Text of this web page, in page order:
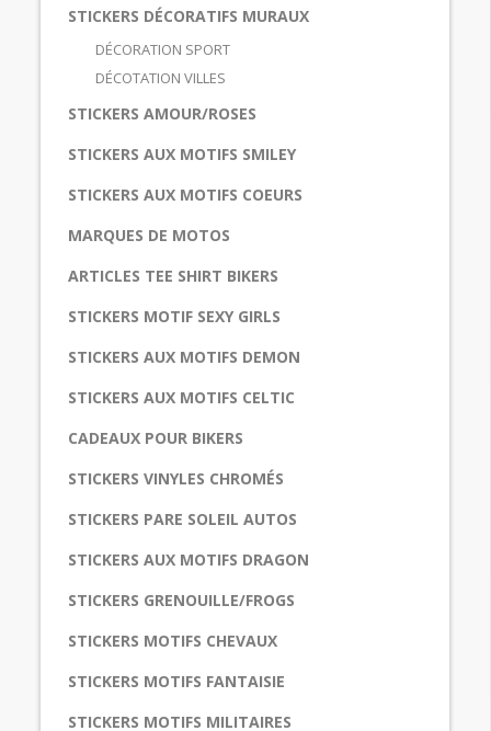
STICKERS DÉCORATIFS MURAUX
DÉCORATION SPORT
DÉCOTATION VILLES
STICKERS AMOUR/ROSES
STICKERS AUX MOTIFS SMILEY
STICKERS AUX MOTIFS COEURS
MARQUES DE MOTOS
ARTICLES TEE SHIRT BIKERS
STICKERS MOTIF SEXY GIRLS
STICKERS AUX MOTIFS DEMON
STICKERS AUX MOTIFS CELTIC
CADEAUX POUR BIKERS
STICKERS VINYLES CHROMÉS
STICKERS PARE SOLEIL AUTOS
STICKERS AUX MOTIFS DRAGON
STICKERS GRENOUILLE/FROGS
STICKERS MOTIFS CHEVAUX
STICKERS MOTIFS FANTAISIE
STICKERS MOTIFS MILITAIRES